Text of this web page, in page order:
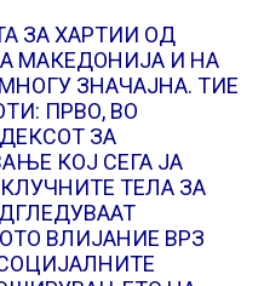
ЗА ХАРТИИ ОД
МАКЕДОНИЈА И НА
ЗНАЧАЈНА. ТИЕ
ПРВО, ВО
ЗА
КОЈ СЕГА ЈА
ТЕЛА ЗА
ВЛИЈАНИЕ ВРЗ